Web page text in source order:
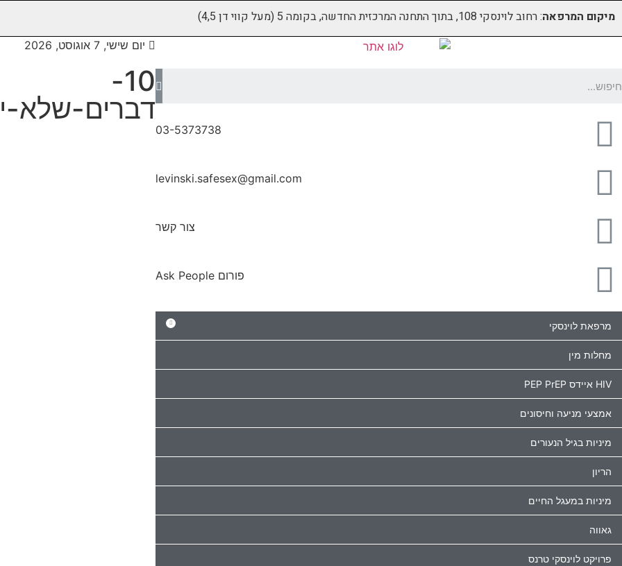
מיקום המרפאה: רחוב לוינסקי 108, בתוך התחנה המרכזית החדשה, בקומה 5 (מעל קווי דן 4,5)
03-5373738
levinski.safesex@gmail.com
צור קשר
פורום Ask People
מרפאת לוינסקי
מחלות מין
HIV איידס PEP PrEP
אמצעי מניעה וחיסונים
מיניות בגיל הנעורים
הריון
מיניות במעגל החיים
גאווה
פרויקט לוינסקי טרנס
יום שישי, 7 אוגוסט, 2026
10-
דברים-שלא-